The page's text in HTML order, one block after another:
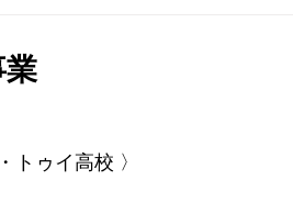
業
トゥイ高校 〉